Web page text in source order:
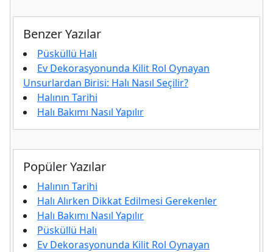
Benzer Yazılar
Püsküllü Halı
Ev Dekorasyonunda Kilit Rol Oynayan
Unsurlardan Birisi: Halı Nasıl Seçilir?
Halının Tarihi
Halı Bakımı Nasıl Yapılır
Popüler Yazılar
Halının Tarihi
Halı Alırken Dikkat Edilmesi Gerekenler
Halı Bakımı Nasıl Yapılır
Püsküllü Halı
Ev Dekorasyonunda Kilit Rol Oynayan